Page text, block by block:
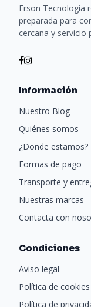
Erson Tecnología
preparada para
cercana y servicio
Información
Nuestro Blog
Quiénes somos
¿Donde estamos?
Formas de pago
Transporte y
Nuestras marcas
Contacta con
Condiciones
Aviso legal
Política de cookies
Política de